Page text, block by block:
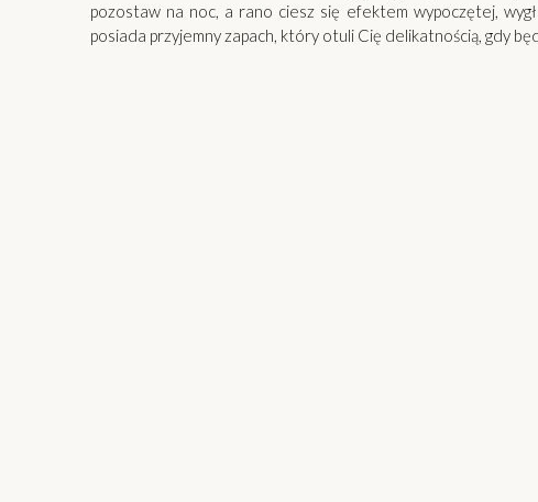
pozostaw na noc, a rano ciesz się efektem wypoczętej,
posiada przyjemny zapach, który otuli Cię delikatnością, gdy